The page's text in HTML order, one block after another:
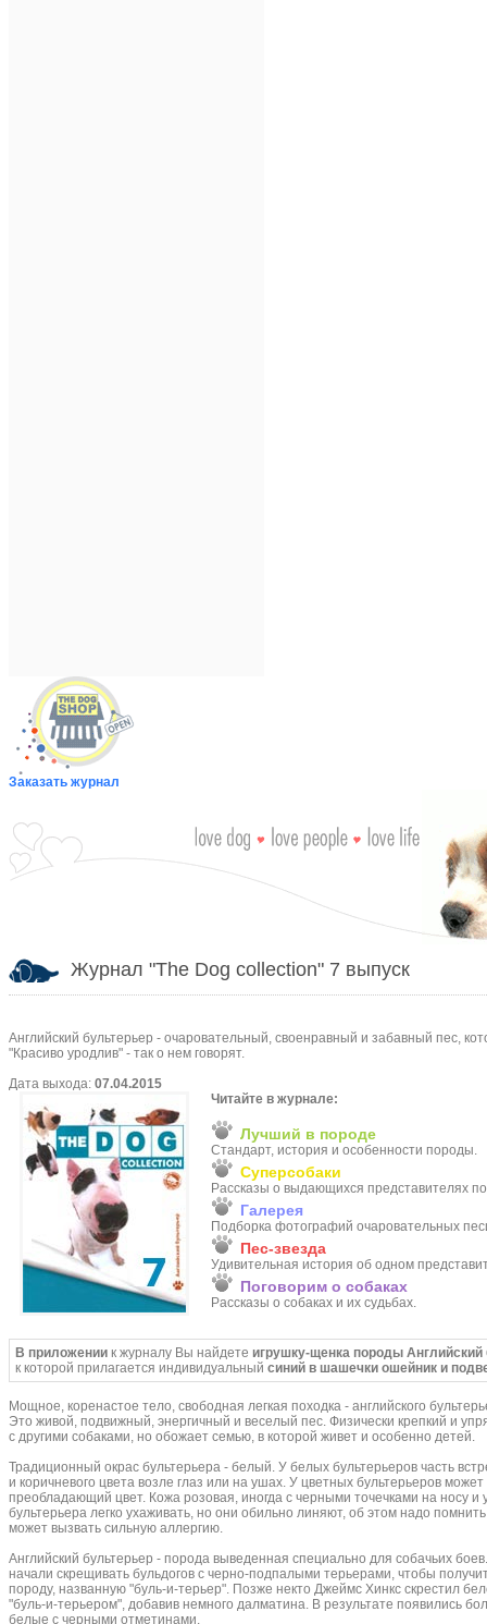
Заказать журнал
Журнал "The Dog collection" 7 выпуск
Английский бультерьер - очаровательный, своенравный и забавный пес,
"Красиво уродлив" - так о нем говорят.
Дата выхода: 07.04.2015
Читайте в журнале:
Лучший в породе
Стандарт, история и особенности породы.
Суперсобаки
Рассказы о выдающихся представителях
Галерея
Подборка фотографий очаровательных
Пес-звезда
Удивительная история об одном
Поговорим о собаках
Рассказы о собаках и их судьбах.
В приложении к журналу Вы найдете игрушку-щенка породы Английский
к которой прилагается индивидуальный синий в шашечки ошейник и
Мощное, коренастое тело, свободная легкая походка - английского
Это живой, подвижный, энергичный и веселый пес. Физически крепкий и
с другими собаками, но обожает семью, в которой живет и особенно детей.
Традиционный окрас бультерьера - белый. У белых бультерьеров часть
и коричневого цвета возле глаз или на ушах. У цветных бультерьеров
преобладающий цвет. Кожа розовая, иногда с черными точечками на носу и
бультерьера легко ухаживать, но они обильно линяют, об этом надо
может вызвать сильную аллергию.
Английский бультерьер - порода выведенная специально для собачьих
начали скрещивать бульдогов с черно-подпалыми терьерами, чтобы
породу, названную "буль-и-терьер". Позже некто Джеймс Хинкс скрестил
"буль-и-терьером", добавив немного далматина. В результате появились
белые с черными отметинами.